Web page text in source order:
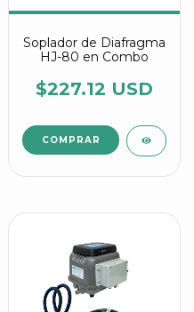
Soplador de Diafragma
HJ-80 en Combo
$227.12 USD